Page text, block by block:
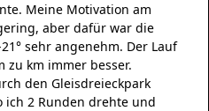
Meine Motivation am
aber dafür war die
sehr angenehm. Der Lauf
zu km immer besser.
den Gleisdreieckpark
ich 2 Runden drehte und